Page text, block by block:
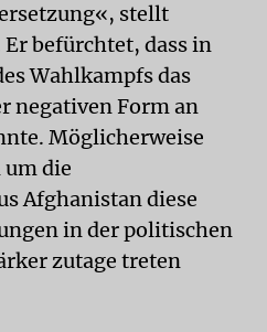
stellt
befürchtet, dass in
Wahlkampfs das
negativen Form an
Möglicherweise
die
Afghanistan diese
in der politischen
zutage treten